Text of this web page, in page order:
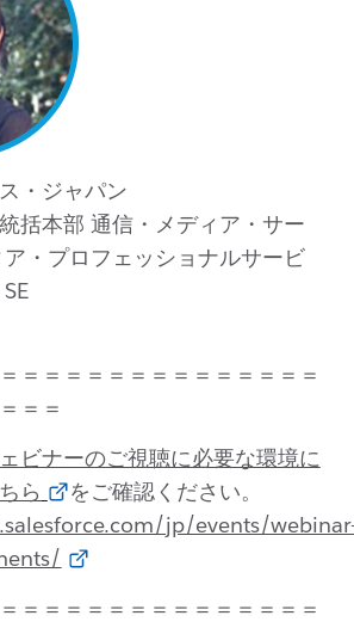
・ジャパン
括本部 通信・メディア・サー
・プロフェッショナルサービ
＝＝＝＝＝＝＝＝＝＝＝＝＝＝
＝＝
ビナーのご視聴に必要な環境に
ら
をご確認ください。
jp/events/
＝＝＝＝＝＝＝＝＝＝＝＝＝＝